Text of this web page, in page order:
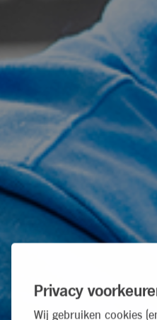
Privacy
Wij gebruiken cookies